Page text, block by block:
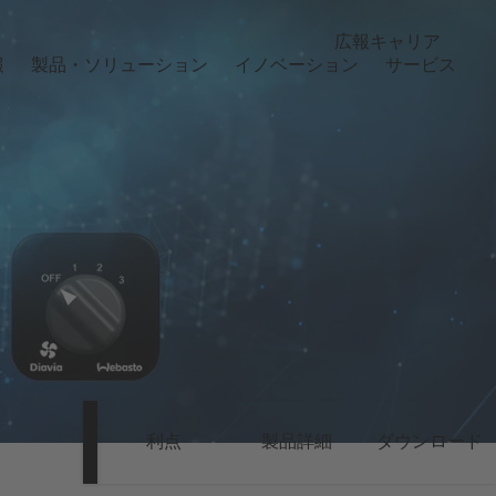
製品・ソリューション イノベーション サービス
広報 キャリア
利点 製品詳細 ダウンロード